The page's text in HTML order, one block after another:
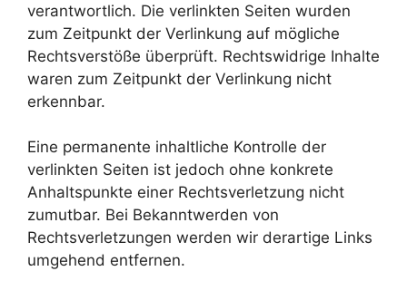
verantwortlich. Die verlinkten Seiten wurden
zum Zeitpunkt der Verlinkung auf mögliche
Rechtsverstöße überprüft. Rechtswidrige Inhalte
waren zum Zeitpunkt der Verlinkung nicht
erkennbar.
Eine permanente inhaltliche Kontrolle der
verlinkten Seiten ist jedoch ohne konkrete
Anhaltspunkte einer Rechtsverletzung nicht
zumutbar. Bei Bekanntwerden von
Rechtsverletzungen werden wir derartige Links
umgehend entfernen.